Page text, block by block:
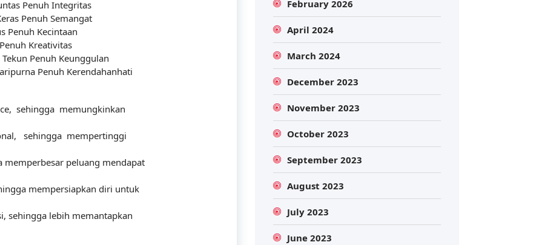
Penuh Integritas
Penuh Semangat
Penuh Kecintaan
Kreativitas
Penuh Keunggulan
Penuh Kerendahanhati
sehingga memungkinkan
sehingga mempertinggi
peluang mendapat
mempersiapkan diri untuk
sehingga lebih memantapkan
February 2026
April 2024
March 2024
December 2023
November 2023
October 2023
September 2023
August 2023
July 2023
June 2023